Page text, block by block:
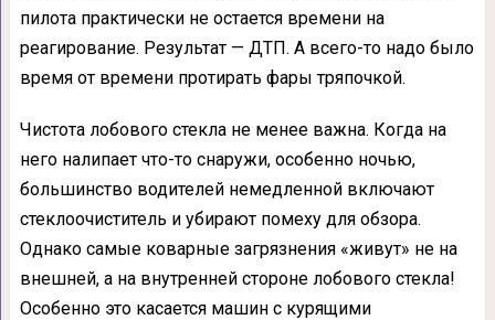
пилота практически не остается времени на
реагирование. Результат — ДТП. А всего-то надо было
время от времени протирать фары тряпочкой.
Чистота лобового стекла не менее важна. Когда на
него налипает что-то снаружи, особенно ночью,
большинство водителей немедленной включают
стеклоочиститель и убирают помеху для обзора.
Однако самые коварные загрязнения «живут» не на
внешней, а на внутренней стороне лобового стекла!
Особенно это касается машин с курящими